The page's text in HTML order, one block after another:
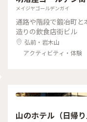
メイジヤゴールデンガイ
通路や階段で鍛冶町
造りの飲食店街ビル
弘前・岩木山
アクティビティ・体験
山のホテル（日帰り